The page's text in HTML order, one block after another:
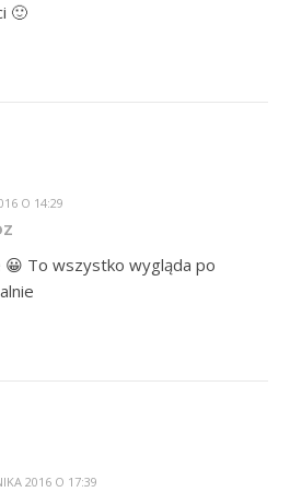
🙂
O 14:29
😀 To wszystko wygląda po
2016 O 17:39